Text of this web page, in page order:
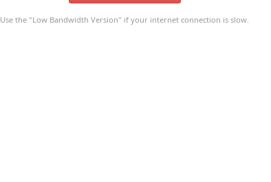
Use the "Low Bandwidth Version" if your internet connection is slow.